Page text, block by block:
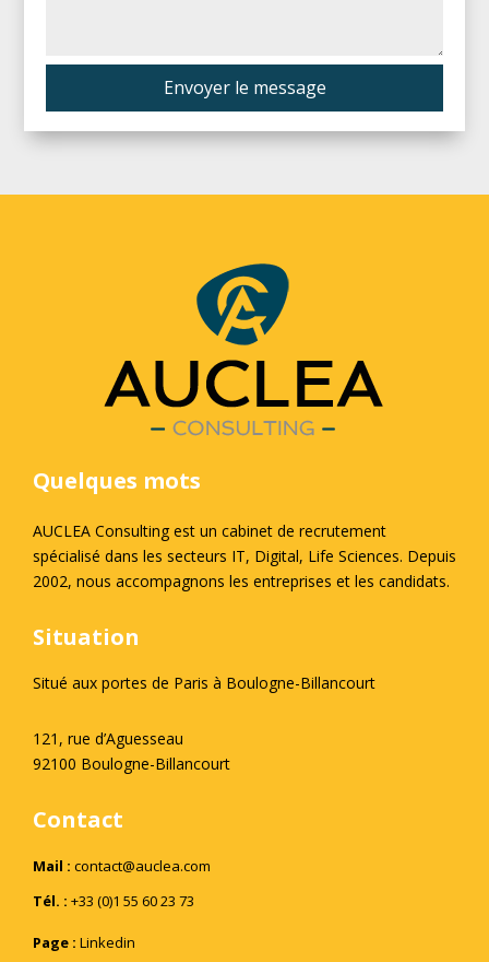
Envoyer le message
Quelques mots
AUCLEA Consulting est un cabinet de recrutement
spécialisé dans les secteurs IT, Digital, Life Sciences. Depuis
2002, nous accompagnons les entreprises et les candidats.
Situation
Situé aux portes de Paris à Boulogne-Billancourt
121, rue d’Aguesseau
92100 Boulogne-Billancourt
Contact
Mail : contact@auclea.com
Tél. : +33 (0)1 55 60 23 73
Page : Linkedin